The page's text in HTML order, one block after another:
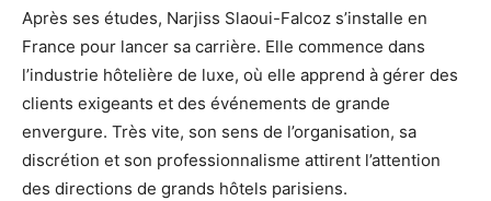
Après ses études, Narjiss Slaoui-Falcoz s’installe en
France pour lancer sa carrière. Elle commence dans
l’industrie hôtelière de luxe, où elle apprend à gérer des
clients exigeants et des événements de grande
envergure. Très vite, son sens de l’organisation, sa
discrétion et son professionnalisme attirent l’attention
des directions de grands hôtels parisiens.